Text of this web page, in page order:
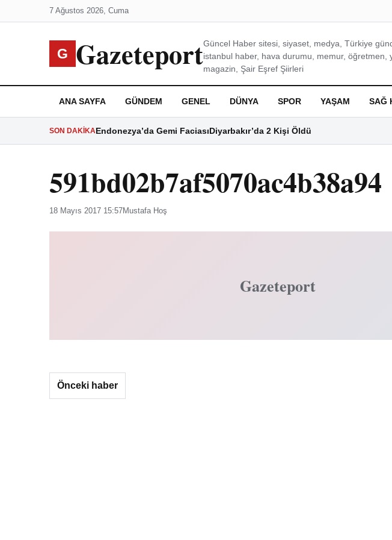
7 Ağustos 2026, Cuma
G GazeteportGüncel Haber sitesi, siyaset, medya, Türkiye
istanbul haber, hava durumu, memur,
magazin, Şair Eşref Şiirleri
ANA SAYFA GÜNDEM GENEL DÜNYA SPOR YAŞAM SAĞ
SON DAKIKAEndonezya’da Gemi FaciasıDiyarbakır’da 2 Kişi Öldü
591bd02b7af5070ac4b38a94
18 Mayıs 2017 15:57Mustafa Hoş
Gazeteport
Önceki haber